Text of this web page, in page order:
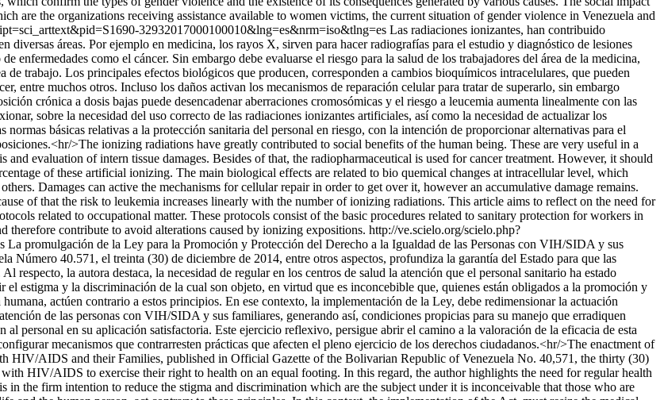
are the organizations receiving assistance available to women victims, the current situation of gender violence in Venezuela and
32932017000100010&lng=es&nrm=iso&tlng=es Las radiaciones ionizantes, han contribuido
diversas áreas. Por ejemplo en medicina, los rayos X, sirven para hacer radiografías para el estudio y diagnóstico de lesiones
enfermedades como el cáncer. Sin embargo debe evaluarse el riesgo para la salud de los trabajadores del área de la medicina,
trabajo. Los principales efectos biológicos que producen, corresponden a cambios bioquímicos intracelulares, que pueden
entre muchos otros. Incluso los daños activan los mecanismos de reparación celular para tratar de superarlo, sin embargo
crónica a dosis bajas puede desencadenar aberraciones cromosómicas y el riesgo a leucemia aumenta linealmente con las
sobre la necesidad del uso correcto de las radiaciones ionizantes artificiales, así como la necesidad de actualizar los
básicas relativas a la protección sanitaria del personal en riesgo, con la intención de proporcionar alternativas para el
>The ionizing radiations have greatly contributed to social benefits of the human being. These are very useful in a
evaluation of intern tissue damages. Besides of that, the radiopharmaceutical is used for cancer treatment. However, it should
of these artificial ionizing. The main biological effects are related to bio quemical changes at intracellular level, which
Damages can active the mechanisms for cellular repair in order to get over it, however an accumulative damage remains.
of that the risk to leukemia increases linearly with the number of ionizing radiations. This article aims to reflect on the need for
related to occupational matter. These protocols consist of the basic procedures related to sanitary protection for workers in
therefore contribute to avoid alterations caused by ionizing expositions. http://ve.scielo.org/scielo.php?
La promulgación de la Ley para la Promoción y Protección del Derecho a la Igualdad de las Personas con VIH/SIDA y sus
Número 40.571, el treinta (30) de diciembre de 2014, entre otros aspectos, profundiza la garantía del Estado para que las
la autora destaca, la necesidad de regular en los centros de salud la atención que el personal sanitario ha estado
estigma y la discriminación de la cual son objeto, en virtud que es inconcebible que, quienes están obligados a la promoción y
actúen contrario a estos principios. En ese contexto, la implementación de la Ley, debe redimensionar la actuación
de las personas con VIH/SIDA y sus familiares, generando así, condiciones propicias para su manejo que erradiquen
al personal en su aplicación satisfactoria. Este ejercicio reflexivo, persigue abrir el camino a la valoración de la eficacia de esta
mecanismos que contrarresten prácticas que afecten el pleno ejercicio de los derechos ciudadanos.<hr/>The enactment of
HIV/AIDS and their Families, published in Official Gazette of the Bolivarian Republic of Venezuela No. 40,571, the thirty (30)
HIV/AIDS to exercise their right to health on an equal footing. In this regard, the author highlights the need for regular health
the firm intention to reduce the stigma and discrimination which are the subject under it is inconceivable that those who are